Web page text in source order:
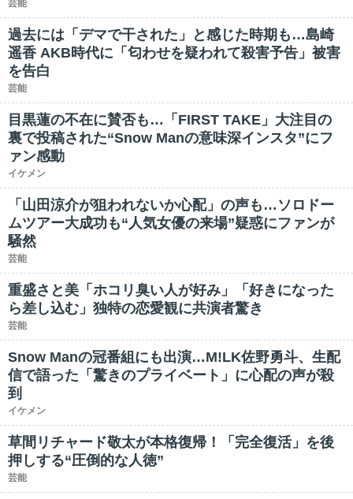
芸能
過去には「デマで干された」と感じた時期も…島崎
遥香 AKB時代に「匂わせを疑われて殺害予告」被害
を告白
芸能
目黒蓮の不在に賛否も…「FIRST TAKE」大注目の
裏で投稿された“Snow Manの意味深インスタ”にフ
ァン感動
イケメン
「山田涼介が狙われないか心配」の声も…ソロドー
ムツアー大成功も“人気女優の来場”疑惑にファンが
騒然
芸能
重盛さと美「ホコリ臭い人が好み」「好きになった
ら差し込む」独特の恋愛観に共演者驚き
芸能
Snow Manの冠番組にも出演…M!LK佐野勇斗、生配
信で語った「驚きのプライベート」に心配の声が殺
到
イケメン
草間リチャード敬太が本格復帰！「完全復活」を後
押しする“圧倒的な人徳”
芸能